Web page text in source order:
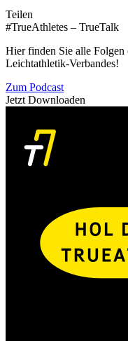
Teilen
#TrueAthletes – TrueTalk
Hier finden Sie alle Folgen
Leichtathletik-Verbandes!
Zum Podcast
Jetzt Downloaden